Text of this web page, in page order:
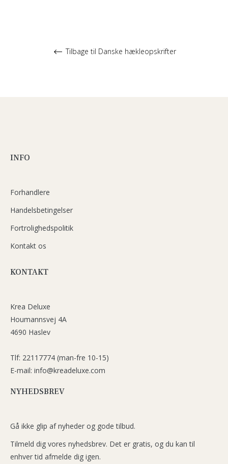
Tilbage til Danske hækleopskrifter
INFO
Forhandlere
Handelsbetingelser
Fortrolighedspolitik
Kontakt os
KONTAKT
Krea Deluxe
Houmannsvej 4A
4690 Haslev
Tlf: 22117774 (man-fre 10-15)
E-mail: info@kreadeluxe.com
NYHEDSBREV
Gå ikke glip af nyheder og gode tilbud.
Tilmeld dig vores nyhedsbrev. Det er gratis, og du kan til
enhver tid afmelde dig igen.